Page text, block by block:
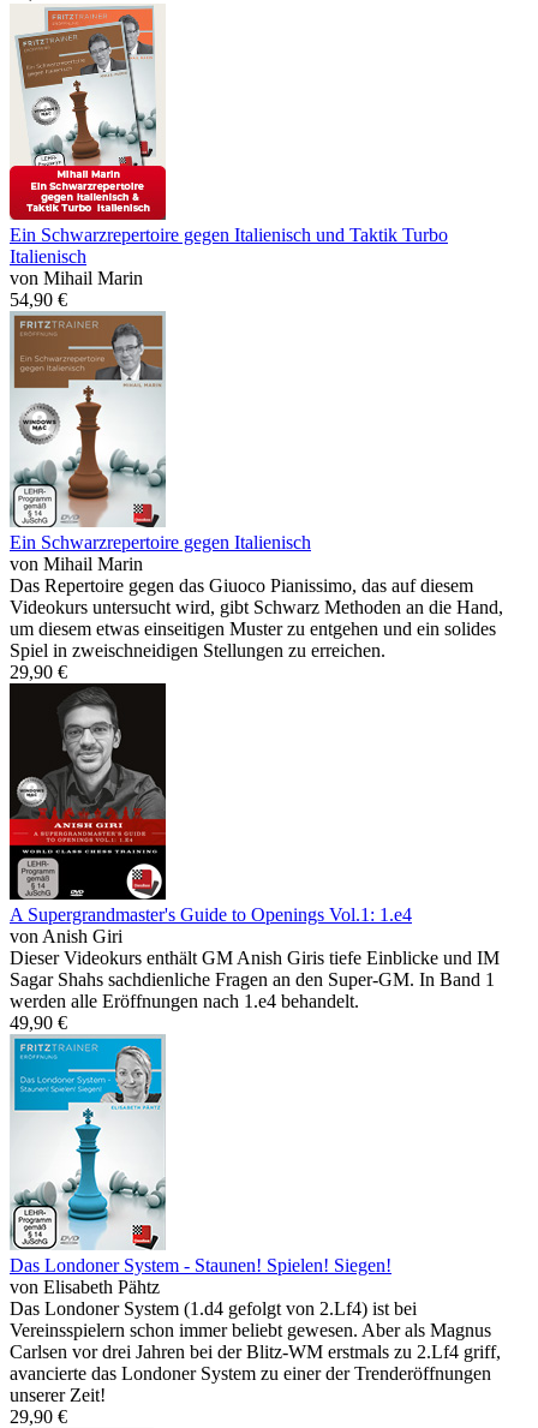
Ein Schwarzrepertoire gegen Italienisch und Taktik Turbo
Italienisch
von Mihail Marin
54,90 €
Ein Schwarzrepertoire gegen Italienisch
von Mihail Marin
Das Repertoire gegen das Giuoco Pianissimo, das auf diesem
Videokurs untersucht wird, gibt Schwarz Methoden an die Hand,
um diesem etwas einseitigen Muster zu entgehen und ein solides
Spiel in zweischneidigen Stellungen zu erreichen.
29,90 €
A Supergrandmaster's Guide to Openings Vol.1: 1.e4
von Anish Giri
Dieser Videokurs enthält GM Anish Giris tiefe Einblicke und IM
Sagar Shahs sachdienliche Fragen an den Super-GM. In Band 1
werden alle Eröffnungen nach 1.e4 behandelt.
49,90 €
Das Londoner System - Staunen! Spielen! Siegen!
von Elisabeth Pähtz
Das Londoner System (1.d4 gefolgt von 2.Lf4) ist bei
Vereinsspielern schon immer beliebt gewesen. Aber als Magnus
Carlsen vor drei Jahren bei der Blitz-WM erstmals zu 2.Lf4 griff,
avancierte das Londoner System zu einer der Trenderöffnungen
unserer Zeit!
29,90 €